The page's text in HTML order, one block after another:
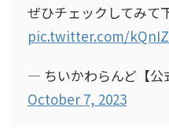
ぜひチェックしてみて
pic.twitter.com/
— ちいかわらんど【
October 7, 2023